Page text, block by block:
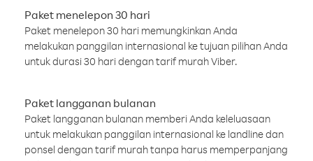
Paket menelepon 30 hari
Paket menelepon 30 hari memungkinkan Anda
melakukan panggilan internasional ke tujuan pilihan Anda
untuk durasi 30 hari dengan tarif murah Viber.
Paket langganan bulanan
Paket langganan bulanan memberi Anda keleluasaan
untuk melakukan panggilan internasional ke landline dan
ponsel dengan tarif murah tanpa harus memperpanjang